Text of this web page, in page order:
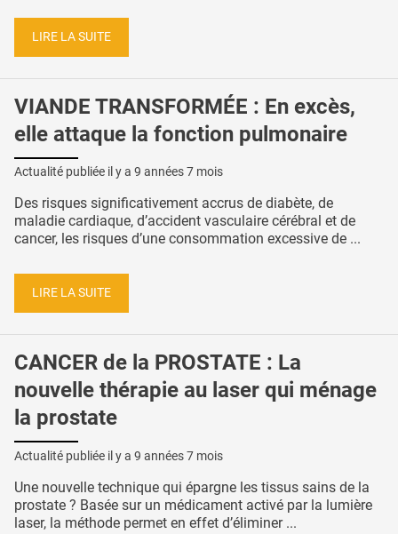
LIRE LA SUITE
VIANDE TRANSFORMÉE : En excès,
elle attaque la fonction pulmonaire
Actualité publiée il y a 9 années 7 mois
Des risques significativement accrus de diabète, de
maladie cardiaque, d’accident vasculaire cérébral et de
cancer, les risques d’une consommation excessive de ...
LIRE LA SUITE
CANCER de la PROSTATE : La
nouvelle thérapie au laser qui ménage
la prostate
Actualité publiée il y a 9 années 7 mois
Une nouvelle technique qui épargne les tissus sains de la
prostate ? Basée sur un médicament activé par la lumière
laser, la méthode permet en effet d’éliminer ...